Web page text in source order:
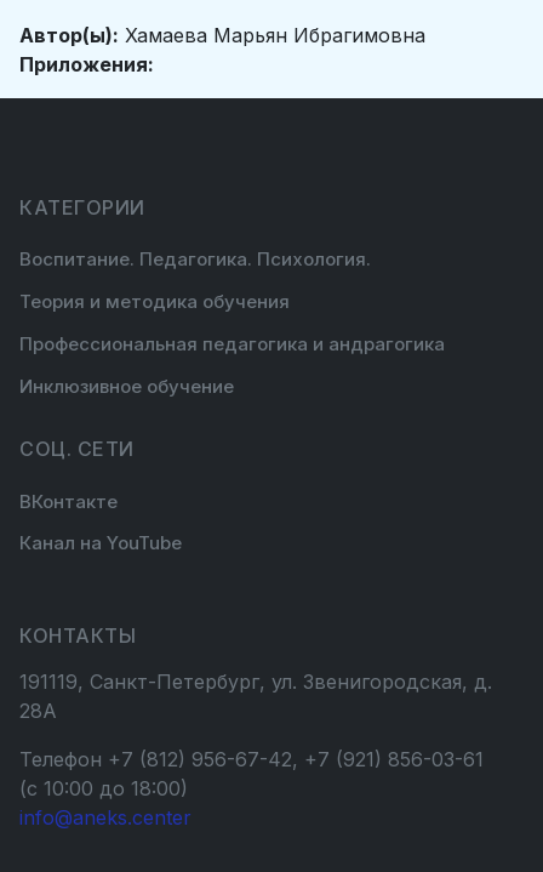
Автор(ы): Хамаева Марьян Ибрагимовна
Приложения:
КАТЕГОРИИ
Воспитание. Педагогика. Психология.
Теория и методика обучения
Профессиональная педагогика и андрагогика
Инклюзивное обучение
СОЦ. СЕТИ
ВКонтакте
Канал на YouTube
КОНТАКТЫ
191119, Санкт-Петербург, ул. Звенигородская, д.
28А
Телефон +7 (812) 956-67-42, +7 (921) 856-03-61
(с 10:00 до 18:00)
info@aneks.center